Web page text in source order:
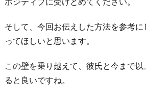
そして、今回お伝えした方法を参考
ってほしいと思います。
この壁を乗り越えて、彼氏と今まで
ると良いですね。